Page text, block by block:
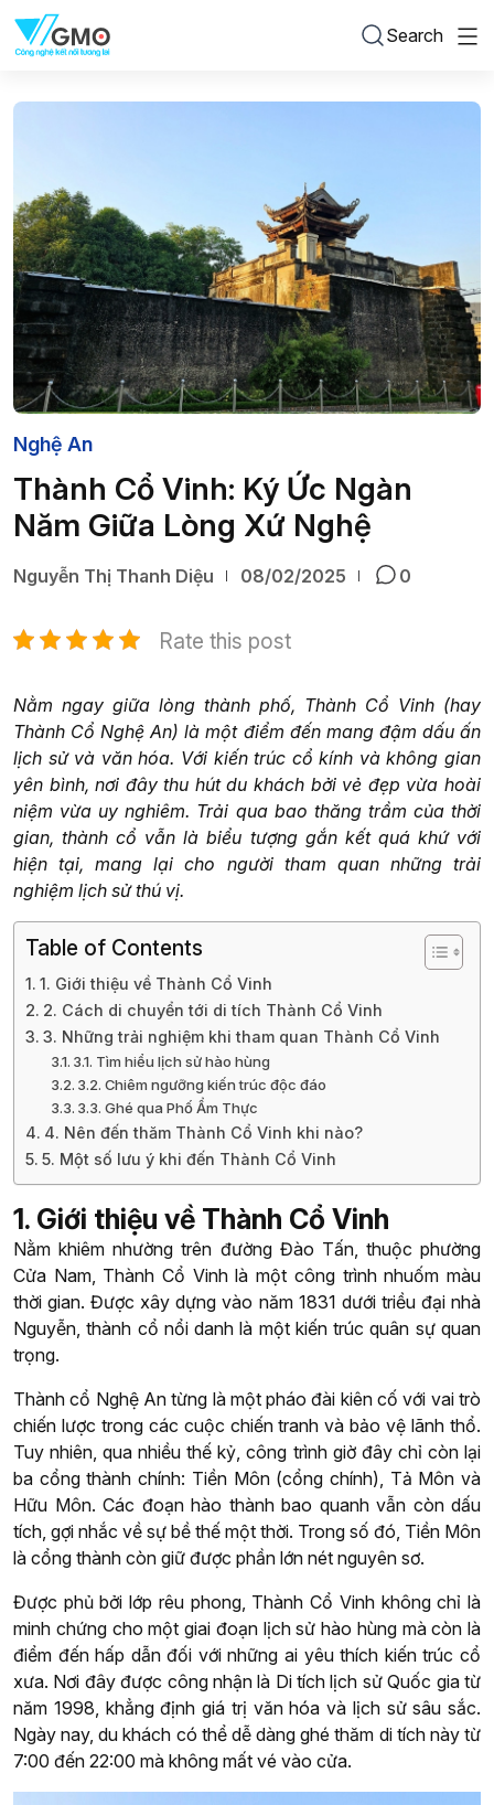
Search
Nghệ An
Thành Cổ Vinh: Ký Ức Ngàn
Năm Giữa Lòng Xứ Nghệ
Nguyễn Thị Thanh Diệu 08/02/2025 0
Rate this post
Nằm ngay giữa lòng thành phố, Thành Cổ Vinh (hay
Thành Cổ Nghệ An) là một điểm đến mang đậm dấu ấn
lịch sử và văn hóa. Với kiến trúc cổ kính và không gian
yên bình, nơi đây thu hút du khách bởi vẻ đẹp vừa hoài
niệm vừa uy nghiêm. Trải qua bao thăng trầm của thời
gian, thành cổ vẫn là biểu tượng gắn kết quá khứ với
hiện tại, mang lại cho người tham quan những trải
nghiệm lịch sử thú vị.
Table of Contents
1. Giới thiệu về Thành Cổ Vinh
2. Cách di chuyển tới di tích Thành Cổ Vinh
3. Những trải nghiệm khi tham quan Thành Cổ Vinh
3.1. Tìm hiểu lịch sử hào hùng
3.2. Chiêm ngưỡng kiến trúc độc đáo
3.3. Ghé qua Phố Ẩm Thực
4. Nên đến thăm Thành Cổ Vinh khi nào?
5. Một số lưu ý khi đến Thành Cổ Vinh
1. Giới thiệu về Thành Cổ Vinh
Nằm khiêm nhường trên đường Đào Tấn, thuộc phường
Cửa Nam, Thành Cổ Vinh là một công trình nhuốm màu
thời gian. Được xây dựng vào năm 1831 dưới triều đại nhà
Nguyễn, thành cổ nổi danh là một kiến trúc quân sự quan
trọng.
Thành cổ Nghệ An từng là một pháo đài kiên cố với vai trò
chiến lược trong các cuộc chiến tranh và bảo vệ lãnh thổ.
Tuy nhiên, qua nhiều thế kỷ, công trình giờ đây chỉ còn lại
ba cổng thành chính: Tiền Môn (cổng chính), Tả Môn và
Hữu Môn. Các đoạn hào thành bao quanh vẫn còn dấu
tích, gợi nhắc về sự bề thế một thời. Trong số đó, Tiền Môn
là cổng thành còn giữ được phần lớn nét nguyên sơ.
Được phủ bởi lớp rêu phong, Thành Cổ Vinh không chỉ là
minh chứng cho một giai đoạn lịch sử hào hùng mà còn là
điểm đến hấp dẫn đối với những ai yêu thích kiến trúc cổ
xưa. Nơi đây được công nhận là Di tích lịch sử Quốc gia từ
năm 1998, khẳng định giá trị văn hóa và lịch sử sâu sắc.
Ngày nay, du khách có thể dễ dàng ghé thăm di tích này từ
7:00 đến 22:00 mà không mất vé vào cửa.